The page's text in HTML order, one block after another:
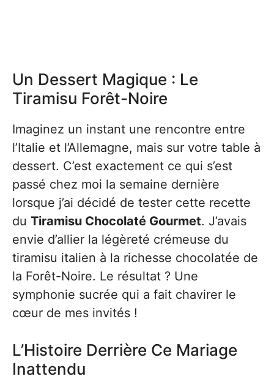
Un Dessert Magique : Le
Tiramisu Forêt-Noire
Imaginez un instant une rencontre entre
l’Italie et l’Allemagne, mais sur votre table à
dessert. C’est exactement ce qui s’est
passé chez moi la semaine dernière
lorsque j’ai décidé de tester cette recette
du Tiramisu Chocolaté Gourmet. J’avais
envie d’allier la légèreté crémeuse du
tiramisu italien à la richesse chocolatée de
la Forêt-Noire. Le résultat ? Une
symphonie sucrée qui a fait chavirer le
cœur de mes invités !
L’Histoire Derrière Ce Mariage
Inattendu